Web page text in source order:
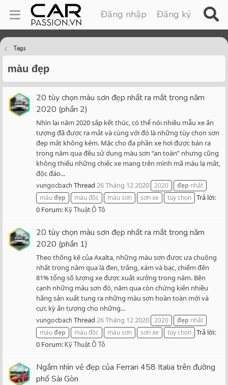
Đăng nhập Đăng ký
Tags
màu đẹp
20 tùy chọn màu sơn đẹp nhất ra mắt trong năm
2020 (phần 2)
Nhìn lại năm 2020 sắp kết thúc, có thể nói nhiều mẫu xe ấn
tượng đã được ra mắt và cùng với đó là những tùy chọn sơn
đẹp mắt không kém. Mặc cho đa phần xe hơi được bán ra
trong năm qua đều sử dụng màu sơn “an toàn” nhưng cũng
không thiếu những chiếc xe mang trên mình mã màu lạ mắt,
độc đáo...
vungocbach Thread 26 Tháng 12 2020 2020 đẹp nhất
màuđẹp màu độc màu sơn sơn xe tùy chọn Trả lời:
0 Forum:Kỹ Thuật Ô Tô
20 tùy chọn màu sơn đẹp nhất ra mắt trong năm
2020 (phần 1)
Theo thống kê của Axalta, những màu sơn được ưa chuộng
nhất trong năm qua là đen, trắng, xám và bạc, chiếm đến
81% tổng số lượng xe được xuất xưởng trong năm. Bên
cạnh những màu sơn đó, năm qua còn chứng kiến nhiều
hãng sản xuất tung ra những màu sơn hoàn toàn mới và
cực kỳ ấn tượng cho những...
vungocbach Thread 26 Tháng 12 2020 2020 đẹp nhất
màuđẹp màu độc màu sơn sơn xe tùy chọn Trả lời:
0 Forum:Kỹ Thuật Ô Tô
Ngắm nhìn vẻ đẹp của Ferrari 458 Italia trên đường
phố Sài Gòn